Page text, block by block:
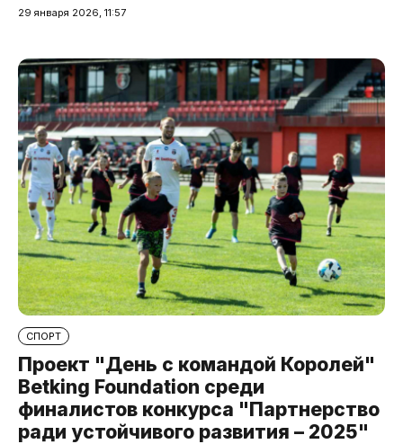
29 января 2026, 11:57
СПОРТ
Проект "День с командой Королей"
Betking Foundation среди
финалистов конкурса "Партнерство
ради устойчивого развития – 2025"